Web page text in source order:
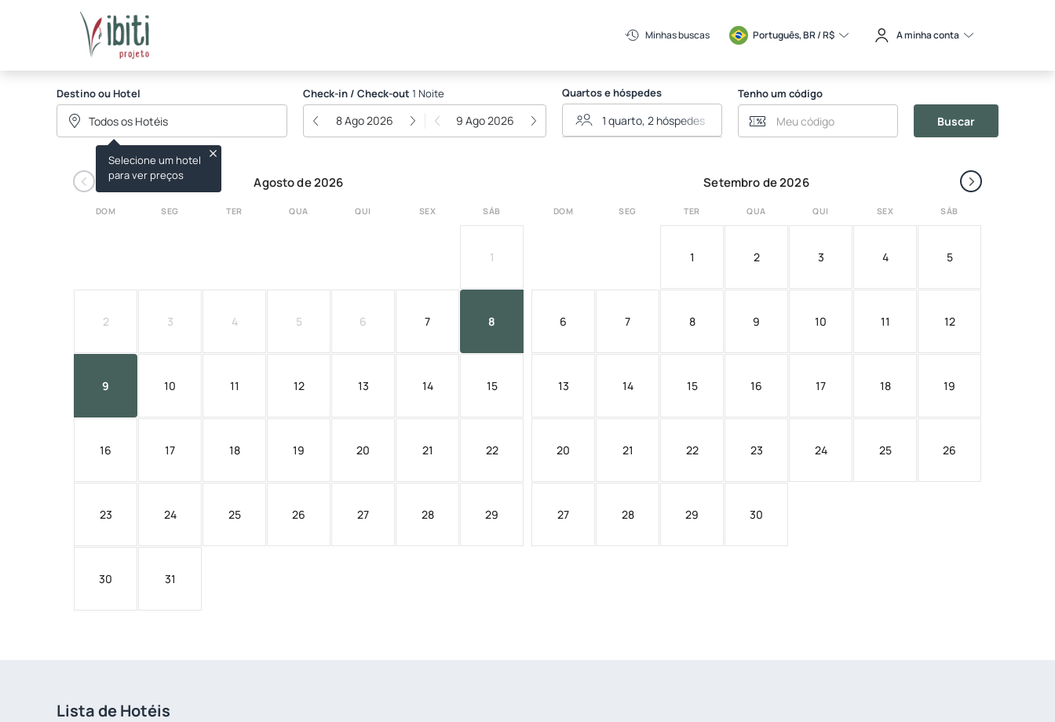
IBITI PROJETO Minhas buscas Português, BR / R$ A minha conta
Destino ou Hotel
Selecione um hotel
para ver preços
Check-in / Check-out 1 Noite
8 Ago 2026 9 Ago 2026
Quartos e hóspedes Tenho um código
Buscar
‹ ›
Agosto de 2026
DOM SEG TER QUA QUI SEX SÁB
1
2 3 4 5 6 7 8
9 10 11 12 13 14 15
16 17 18 19 20 21 22
23 24 25 26 27 28 29
30 31
Setembro de 2026
DOM SEG TER QUA QUI SEX SÁB
1 2 3 4 5
6 7 8 9 10 11 12
13 14 15 16 17 18 19
20 21 22 23 24 25 26
27 28 29 30
Lista de Hotéis